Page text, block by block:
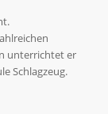
unterrichtet er
Schlagzeug.